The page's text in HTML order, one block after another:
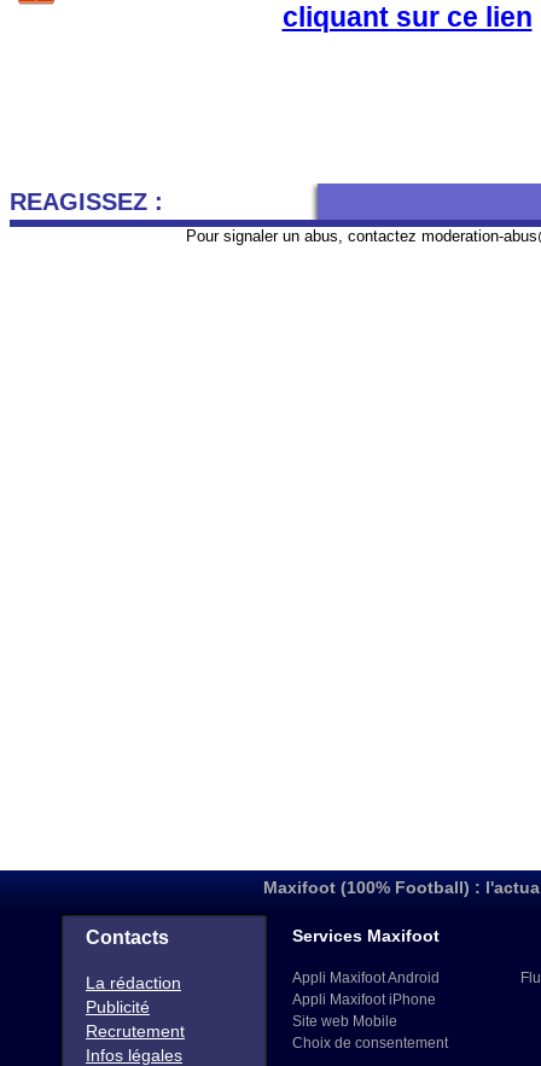
cliquant sur ce lien
REAGISSEZ :
Pour signaler un abus, contactez moderation-
Maxifoot (100% Football) :
Contacts
La rédaction
Publicité
Recrutement
Infos légales
Services Maxifoot
Appli Maxifoot Android
Appli Maxifoot iPhone
Site web Mobile
Choix de consentement